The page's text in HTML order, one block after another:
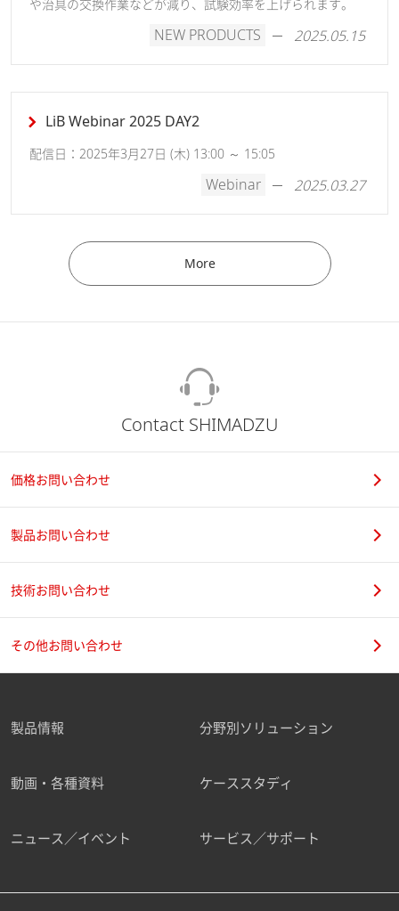
や治具の交換作業などが減り、試験効率を上げられます。
NEW PRODUCTS 2025.05.15
LiB Webinar 2025 DAY2
配信日：2025年3月27日 (木) 13:00 ～ 15:05
Webinar 2025.03.27
More
Contact SHIMADZU
価格お問い合わせ
製品お問い合わせ
技術お問い合わせ
その他お問い合わせ
製品情報 分野別ソリューション
動画・各種資料 ケーススタディ
ニュース／イベント サービス／サポート